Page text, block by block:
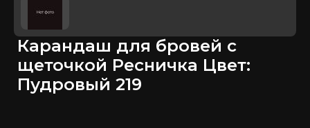
Карандаш для бровей с
щеточкой Ресничка Цвет:
Пудровый 219